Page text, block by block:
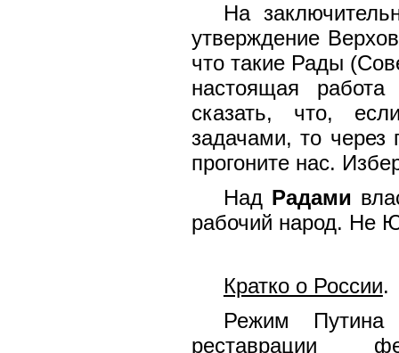
На
утверждение
что такие Рады
настоящая
сказать, что,
задачами, то
прогоните нас.
Над Радами
рабочий народ. Не
Кратко о России.
Режим
реставрации